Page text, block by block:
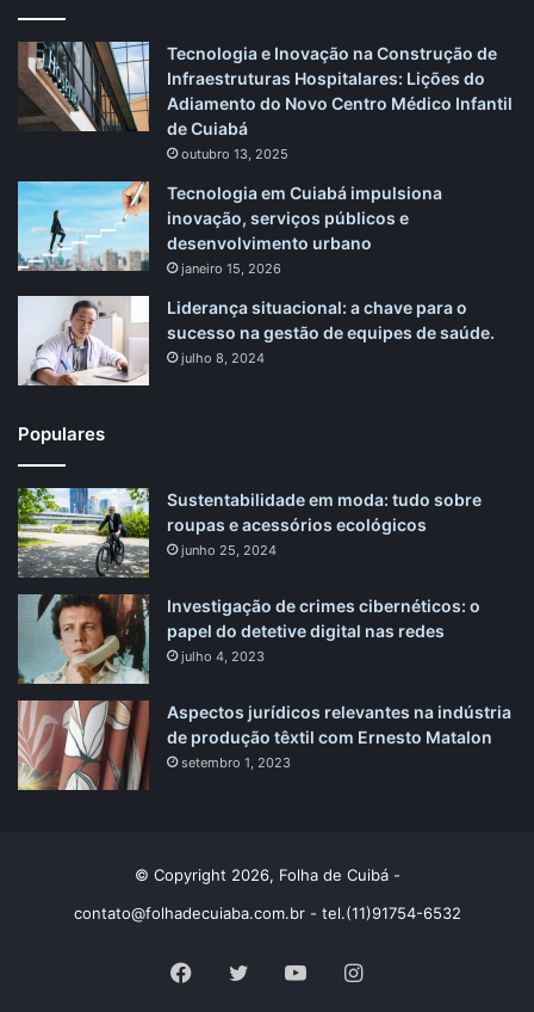
Tecnologia e Inovação na Construção de
Infraestruturas Hospitalares: Lições do
Adiamento do Novo Centro Médico Infantil
de Cuiabá
outubro 13, 2025
Tecnologia em Cuiabá impulsiona
inovação, serviços públicos e
desenvolvimento urbano
janeiro 15, 2026
Liderança situacional: a chave para o
sucesso na gestão de equipes de saúde.
julho 8, 2024
Populares
Sustentabilidade em moda: tudo sobre
roupas e acessórios ecológicos
junho 25, 2024
Investigação de crimes cibernéticos: o
papel do detetive digital nas redes
julho 4, 2023
Aspectos jurídicos relevantes na indústria
de produção têxtil com Ernesto Matalon
setembro 1, 2023
© Copyright 2026, Folha de Cuibá -
contato@folhadecuiaba.com.br- tel.(11)91754-6532
Facebook
X YouTubeInstagram